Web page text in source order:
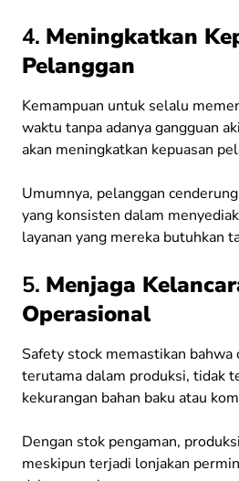
4. Meningkatkan
Pelanggan
Kemampuan untuk selalu
waktu tanpa adanya gangguan
akan meningkatkan kepuasan
Umumnya, pelanggan
yang konsisten dalam
layanan yang mereka butuhkan
5. Menjaga
Operasional
Safety stock memastikan bahwa
terutama dalam produksi, tidak
kekurangan bahan baku atau
Dengan stok pengaman,
meskipun terjadi lonjakan